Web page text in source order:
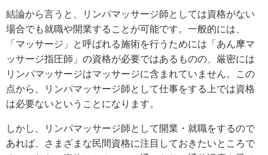
結論から言うと、リンパマッサージ師としては資格がない
場合でも就職や開業することが可能です。一般的には、
「マッサージ」と呼ばれる施術を行うためには「あん摩マ
ッサージ指圧師」の資格が必要ではあるものの、厳密には
リンパマッサージはマッサージに含まれていません。この
点から、リンパマッサージ師として仕事をする上では資格
は必要ないということになります。
しかし、リンパマッサージ師として開業・就職をするので
あれば、さまざまな民間資格に注目しておきたいところで